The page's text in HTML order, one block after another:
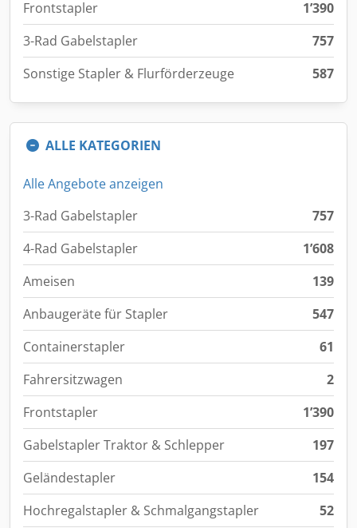
Frontstapler
1’390
3-Rad Gabelstapler
757
Sonstige Stapler & Flurförderzeuge
587
ALLE KATEGORIEN
Alle Angebote anzeigen
3-Rad Gabelstapler
757
4-Rad Gabelstapler
1’608
Ameisen
139
Anbaugeräte für Stapler
547
Containerstapler
61
Fahrersitzwagen
2
Frontstapler
1’390
Gabelstapler Traktor & Schlepper
197
Geländestapler
154
Hochregalstapler & Schmalgangstapler
52